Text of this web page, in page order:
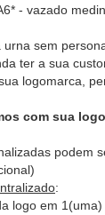
- vazado
urna sem
ter a sua
logomarca,
com sua
podem
:
logo em 1(uma)